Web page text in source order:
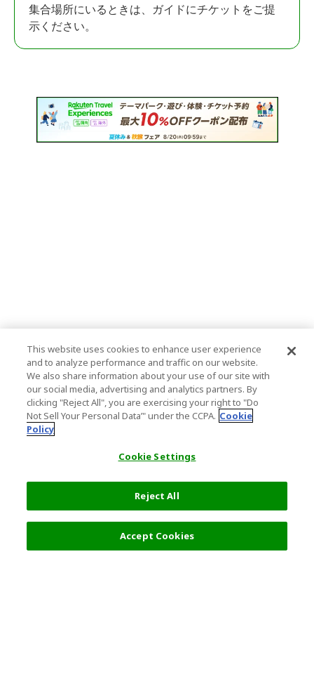
集合場所にいるときは、ガイドにチケットをご提
示ください。
This website uses cookies to enhance user experience
and to analyze performance and traffic on our website.
We also share information about your use of our site with
our social media, advertising and analytics partners. By
clicking "Reject All", you are exercising your right to "Do
Not Sell Your Personal Data’" under the CCPA. Cookie
Policy
Cookie Settings
Reject All
Accept Cookies